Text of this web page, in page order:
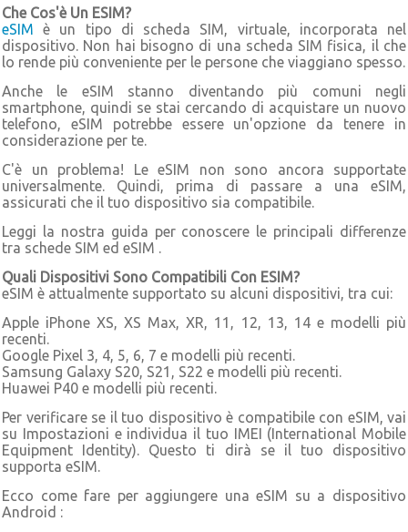
Che Cos'è Un ESIM?
eSIM è un tipo di scheda SIM, virtuale, incorporata nel
dispositivo. Non hai bisogno di una scheda SIM fisica, il che
lo rende più conveniente per le persone che viaggiano spesso.
Anche le eSIM stanno diventando più comuni negli
smartphone, quindi se stai cercando di acquistare un nuovo
telefono, eSIM potrebbe essere un'opzione da tenere in
considerazione per te.
C'è un problema! Le eSIM non sono ancora supportate
universalmente. Quindi, prima di passare a una eSIM,
assicurati che il tuo dispositivo sia compatibile.
Leggi la nostra guida per conoscere le principali differenze
tra schede SIM ed eSIM .
Quali Dispositivi Sono Compatibili Con ESIM?
eSIM è attualmente supportato su alcuni dispositivi, tra cui:
Apple iPhone XS, XS Max, XR, 11, 12, 13, 14 e modelli più
recenti.
Google Pixel 3, 4, 5, 6, 7 e modelli più recenti.
Samsung Galaxy S20, S21, S22 e modelli più recenti.
Huawei P40 e modelli più recenti.
Per verificare se il tuo dispositivo è compatibile con eSIM, vai
su Impostazioni e individua il tuo IMEI (International Mobile
Equipment Identity). Questo ti dirà se il tuo dispositivo
supporta eSIM.
Ecco come fare per aggiungere una eSIM su a dispositivo
Android :